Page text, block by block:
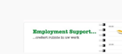
content